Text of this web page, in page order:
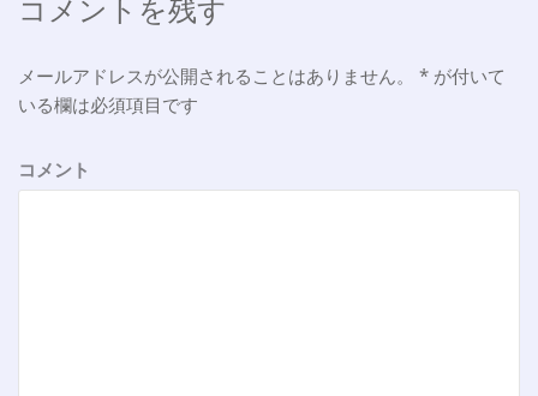
ン
コメントを残す
メールアドレスが公開されることはありません。 * が付いて
いる欄は必須項目です
コメント